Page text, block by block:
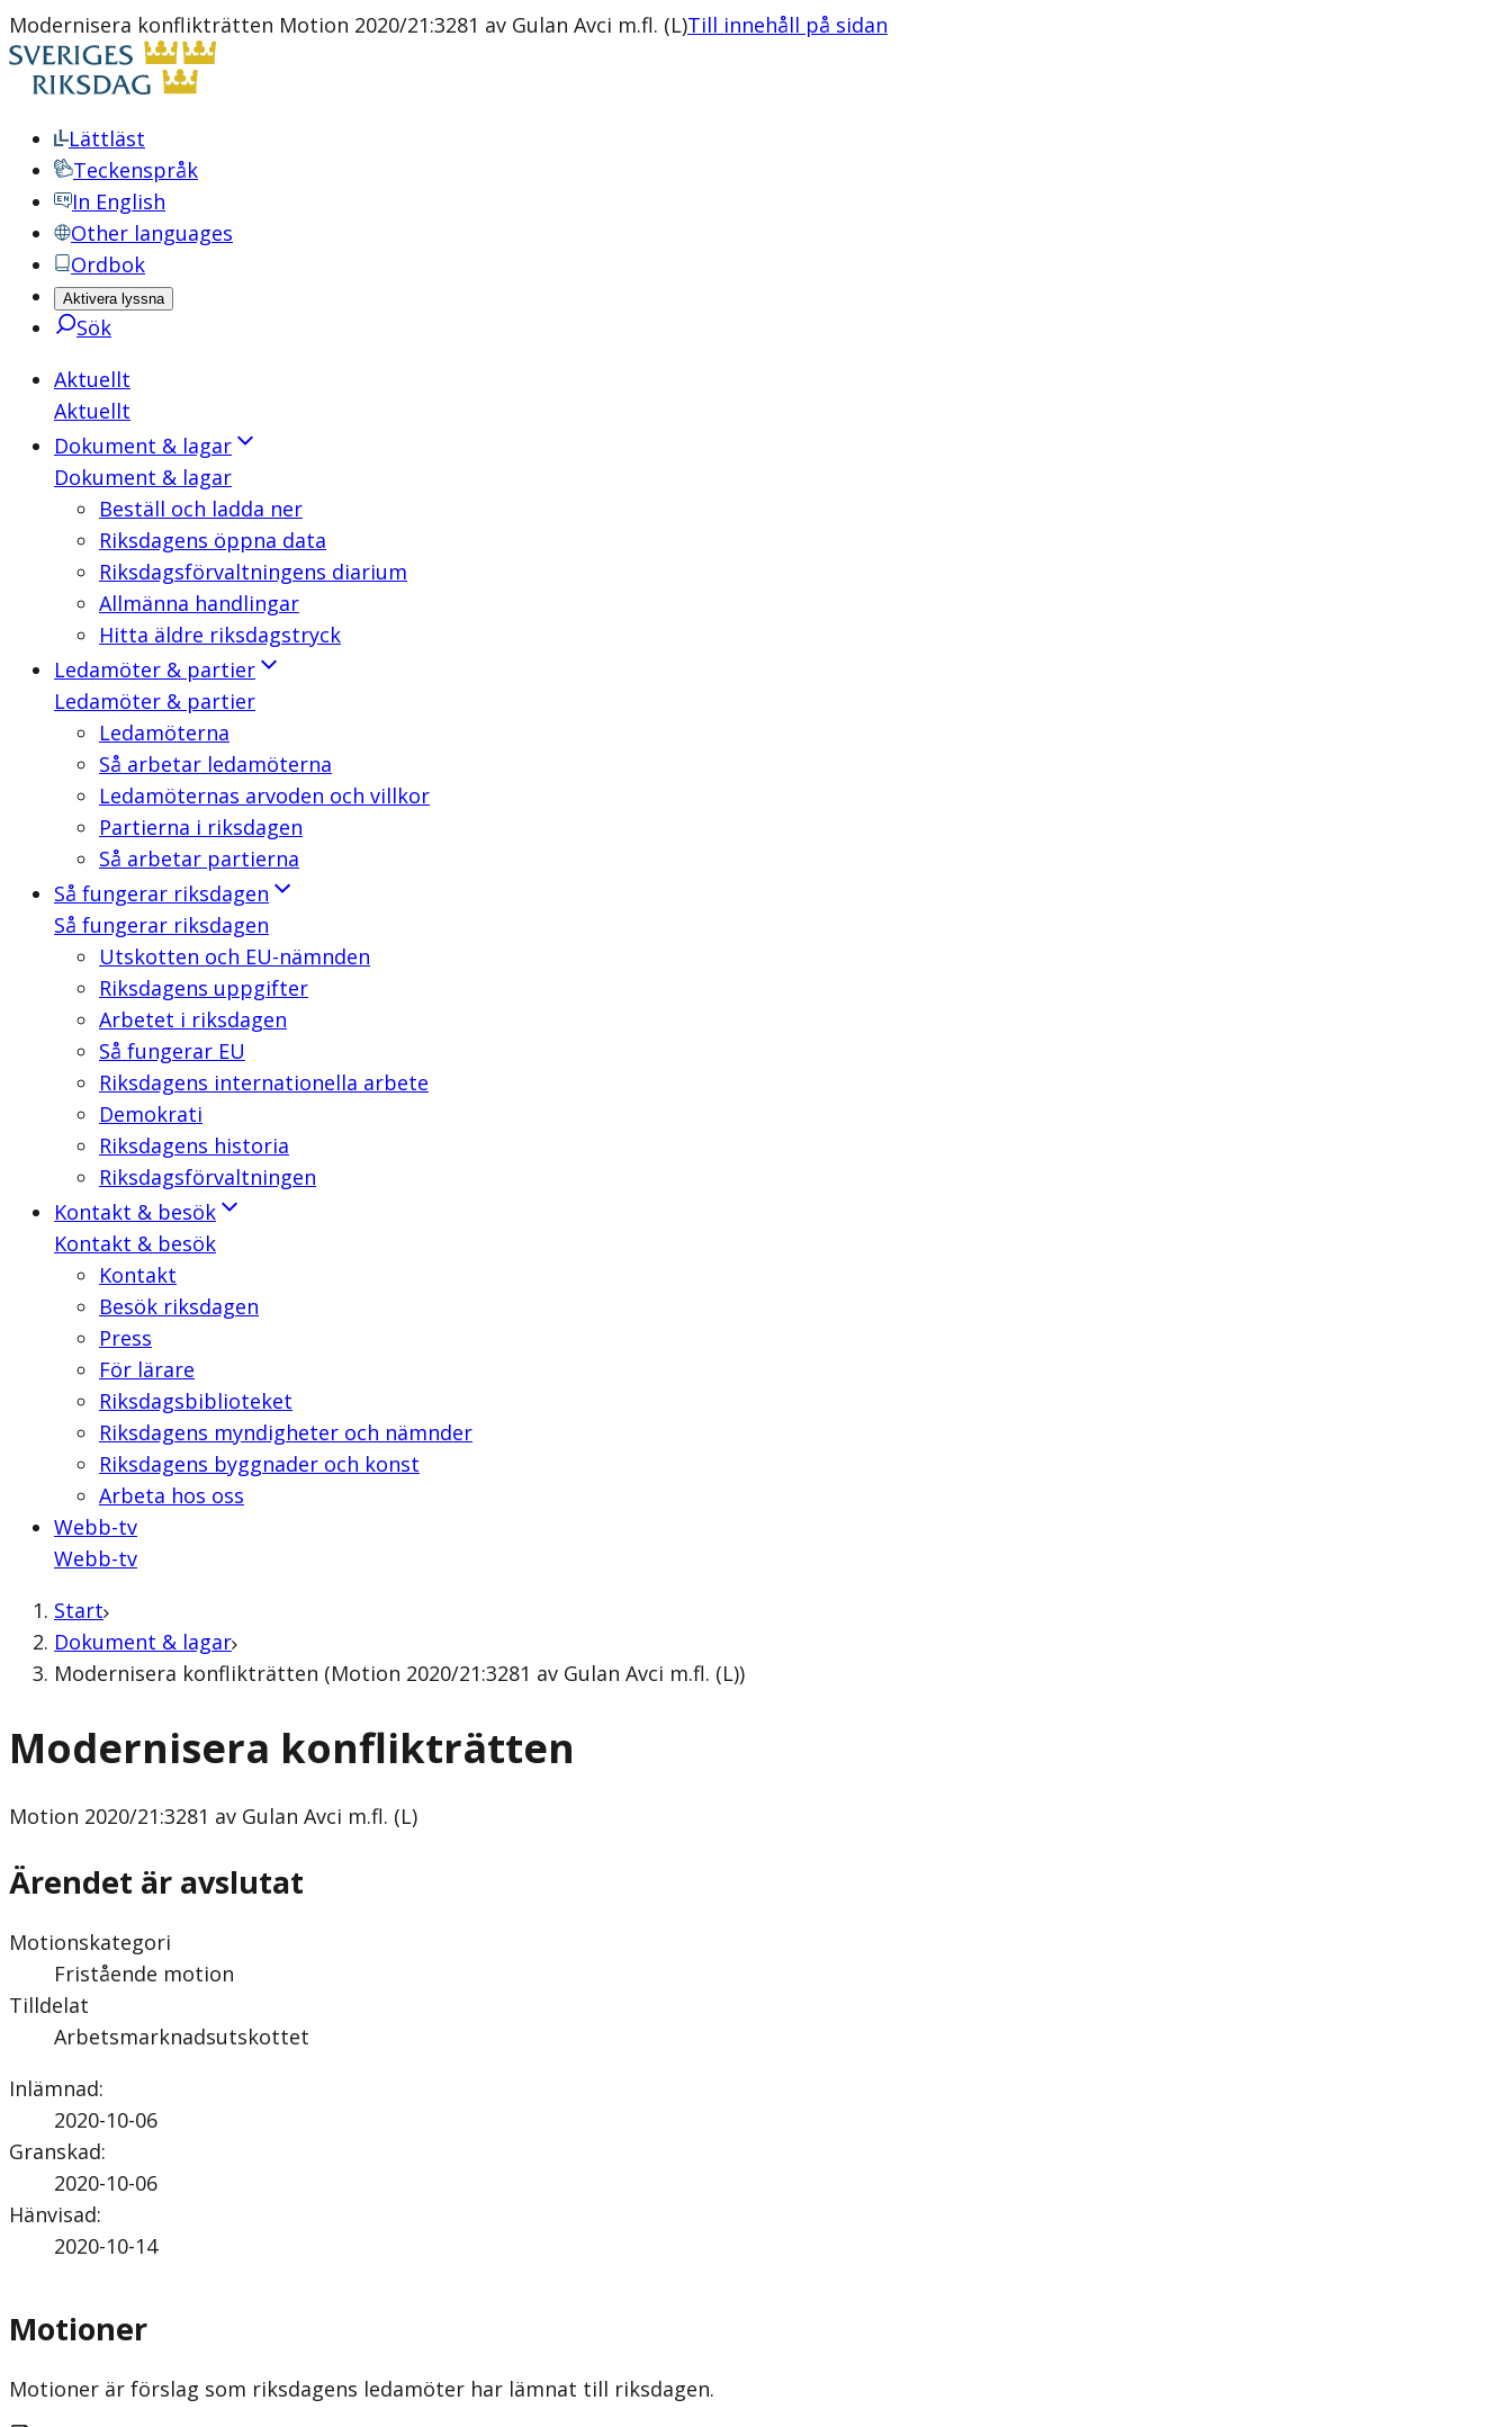
Modernisera konflikträtten Motion 2020/21:3281 av Gulan Avci m.fl. (L)Till innehåll på sidan
Lättläst
Teckenspråk
In English
Other languages
Ordbok
Aktivera lyssna
Sök
Aktuellt
Aktuellt
Dokument & lagar
Dokument & lagar
Beställ och ladda ner
Riksdagens öppna data
Riksdagsförvaltningens diarium
Allmänna handlingar
Hitta äldre riksdagstryck
Ledamöter & partier
Ledamöter & partier
Ledamöterna
Så arbetar ledamöterna
Ledamöternas arvoden och villkor
Partierna i riksdagen
Så arbetar partierna
Så fungerar riksdagen
Så fungerar riksdagen
Utskotten och EU-nämnden
Riksdagens uppgifter
Arbetet i riksdagen
Så fungerar EU
Riksdagens internationella arbete
Demokrati
Riksdagens historia
Riksdagsförvaltningen
Kontakt & besök
Kontakt & besök
Kontakt
Besök riksdagen
Press
För lärare
Riksdagsbiblioteket
Riksdagens myndigheter och nämnder
Riksdagens byggnader och konst
Arbeta hos oss
Webb-tv
Webb-tv
Start
Dokument & lagar
Modernisera konflikträtten (Motion 2020/21:3281 av Gulan Avci m.fl. (L))
Modernisera konflikträtten
Motion 2020/21:3281 av Gulan Avci m.fl. (L)
Ärendet är avslutat
Motionskategori
Fristående motion
Tilldelat
Arbetsmarknadsutskottet
Inlämnad:
2020-10-06
Granskad:
2020-10-06
Hänvisad:
2020-10-14
Motioner
Motioner är förslag som riksdagens ledamöter har lämnat till riksdagen.